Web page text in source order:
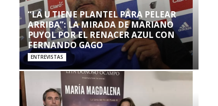
“LA U TIENE PLANTEL PARA PELEAR
ARRIBA”: LA MIRADA DE MARIANO
PUYOL POR EL RENACER AZUL CON
FERNANDO GAGO
ENTREVISTAS